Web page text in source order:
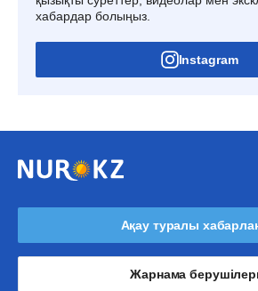
хабардар болыңыз.
Instagram
Ақау туралы
Жарнама